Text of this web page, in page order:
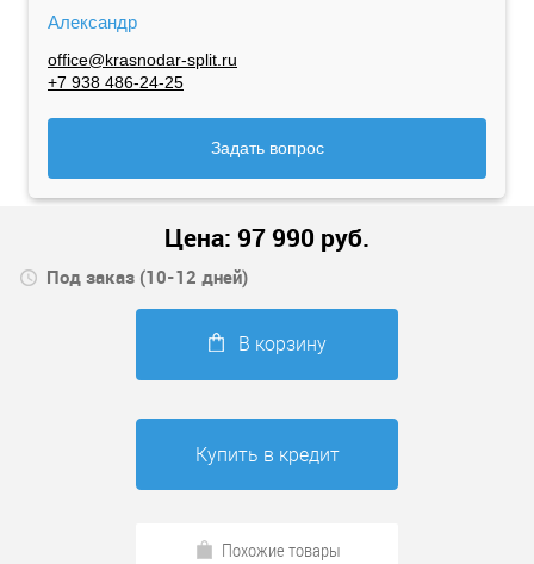
Александр
office@krasnodar-split.ru
+7 938 486-24-25
Задать вопрос
Цена: 97 990 руб.
Под заказ (10-12 дней)
В корзину
Купить в кредит
Похожие товары